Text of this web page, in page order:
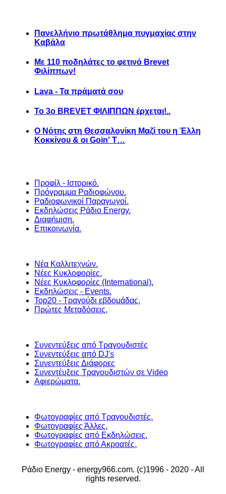
Πανελλήνιο πρωτάθλημα πυγμαχίας στην
Καβάλα
Με 110 ποδηλάτες το φετινό Brevet
Φιλίππων!
Lava - Τα πράματά σου
Το 3ο BREVET ΦΙΛΙΠΠΩΝ έρχεται!..
Ο Νότης στη Θεσσαλονίκη Μαζί του η Έλλη
Κοκκίνου & οι Goin' T…
Προφίλ - Ιστορικό.
Πρόγραμμα Ραδιοφώνου.
Ραδιοφωνικοί Παραγωγοί.
Εκδηλώσεις Ράδιο Energy.
Διαφήμιση.
Επικοινωνία.
Νέα Καλλιτεχνών.
Νέες Κυκλοφορίες.
Νέες Κυκλοφορίες (International).
Εκδηλώσεις - Events.
Top20 - Τραγούδι εβδομάδας.
Πρώτες Μεταδόσεις.
Συνεντεύξεις από Τραγουδιστές
Συνεντεύξεις από DJ's
Συνεντεύξεις Διάφορες
Συνεντέυξεις Τραγουδιστών σε Video
Αφιερώματα.
Φωτογραφίες από Τραγουδιστές.
Φωτογραφίες Άλλες.
Φωτογραφίες από Εκδηλώσεις.
Φωτογραφίες από Ακροατές.
Ράδιο Energy - energy966.com. (c)1996 - 2020 - All
rights reserved.